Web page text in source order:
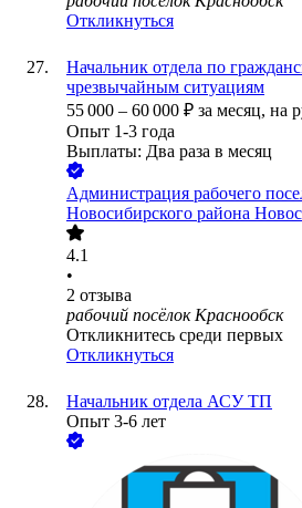
Откликнуться
Начальник отдела по
чрезвычайным ситуациям
55 000 – 60 000 ₽ за месяц, на
Опыт 1-3 года
Выплаты: Два раза в месяц
Администрация рабочего
Новосибирского района
4.1
•
2 отзыва
рабочий посёлок Краснообск
Откликнитесь среди первых
Откликнуться
Начальник отдела АСУ ТП
Опыт 3-6 лет